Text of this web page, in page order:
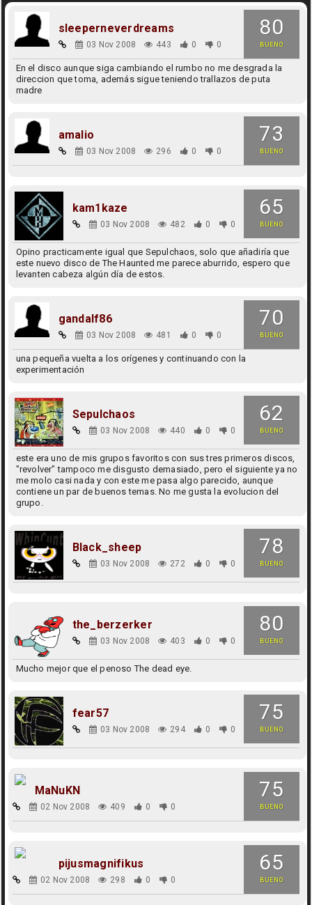
80
BUENO
sleeperneverdreams
03 Nov 2008 443 0 0
En el disco aunque siga cambiando el rumbo no me desgrada la
direccion que toma, además sigue teniendo trallazos de puta
madre
73
BUENO
amalio
03 Nov 2008 296 0 0
65
BUENO
kam1kaze
03 Nov 2008 482 0 0
Opino practicamente igual que Sepulchaos, solo que añadiría que
este nuevo disco de The Haunted me parece aburrido, espero que
levanten cabeza algún día de estos.
70
BUENO
gandalf86
03 Nov 2008 481 0 0
una pequeña vuelta a los orígenes y continuando con la
experimentación
62
BUENO
Sepulchaos
03 Nov 2008 440 0 0
este era uno de mis grupos favoritos con sus tres primeros discos,
"revolver" tampoco me disgusto demasiado, pero el siguiente ya no
me molo casi nada y con este me pasa algo parecido, aunque
contiene un par de buenos temas. No me gusta la evolucion del
grupo.
78
BUENO
Black_sheep
03 Nov 2008 272 0 0
80
BUENO
the_berzerker
03 Nov 2008 403 0 0
Mucho mejor que el penoso The dead eye.
75
BUENO
fear57
03 Nov 2008 294 0 0
75
BUENO
MaNuKN
02 Nov 2008 409 0 0
65
BUENO
pijusmagnifikus
02 Nov 2008 298 0 0